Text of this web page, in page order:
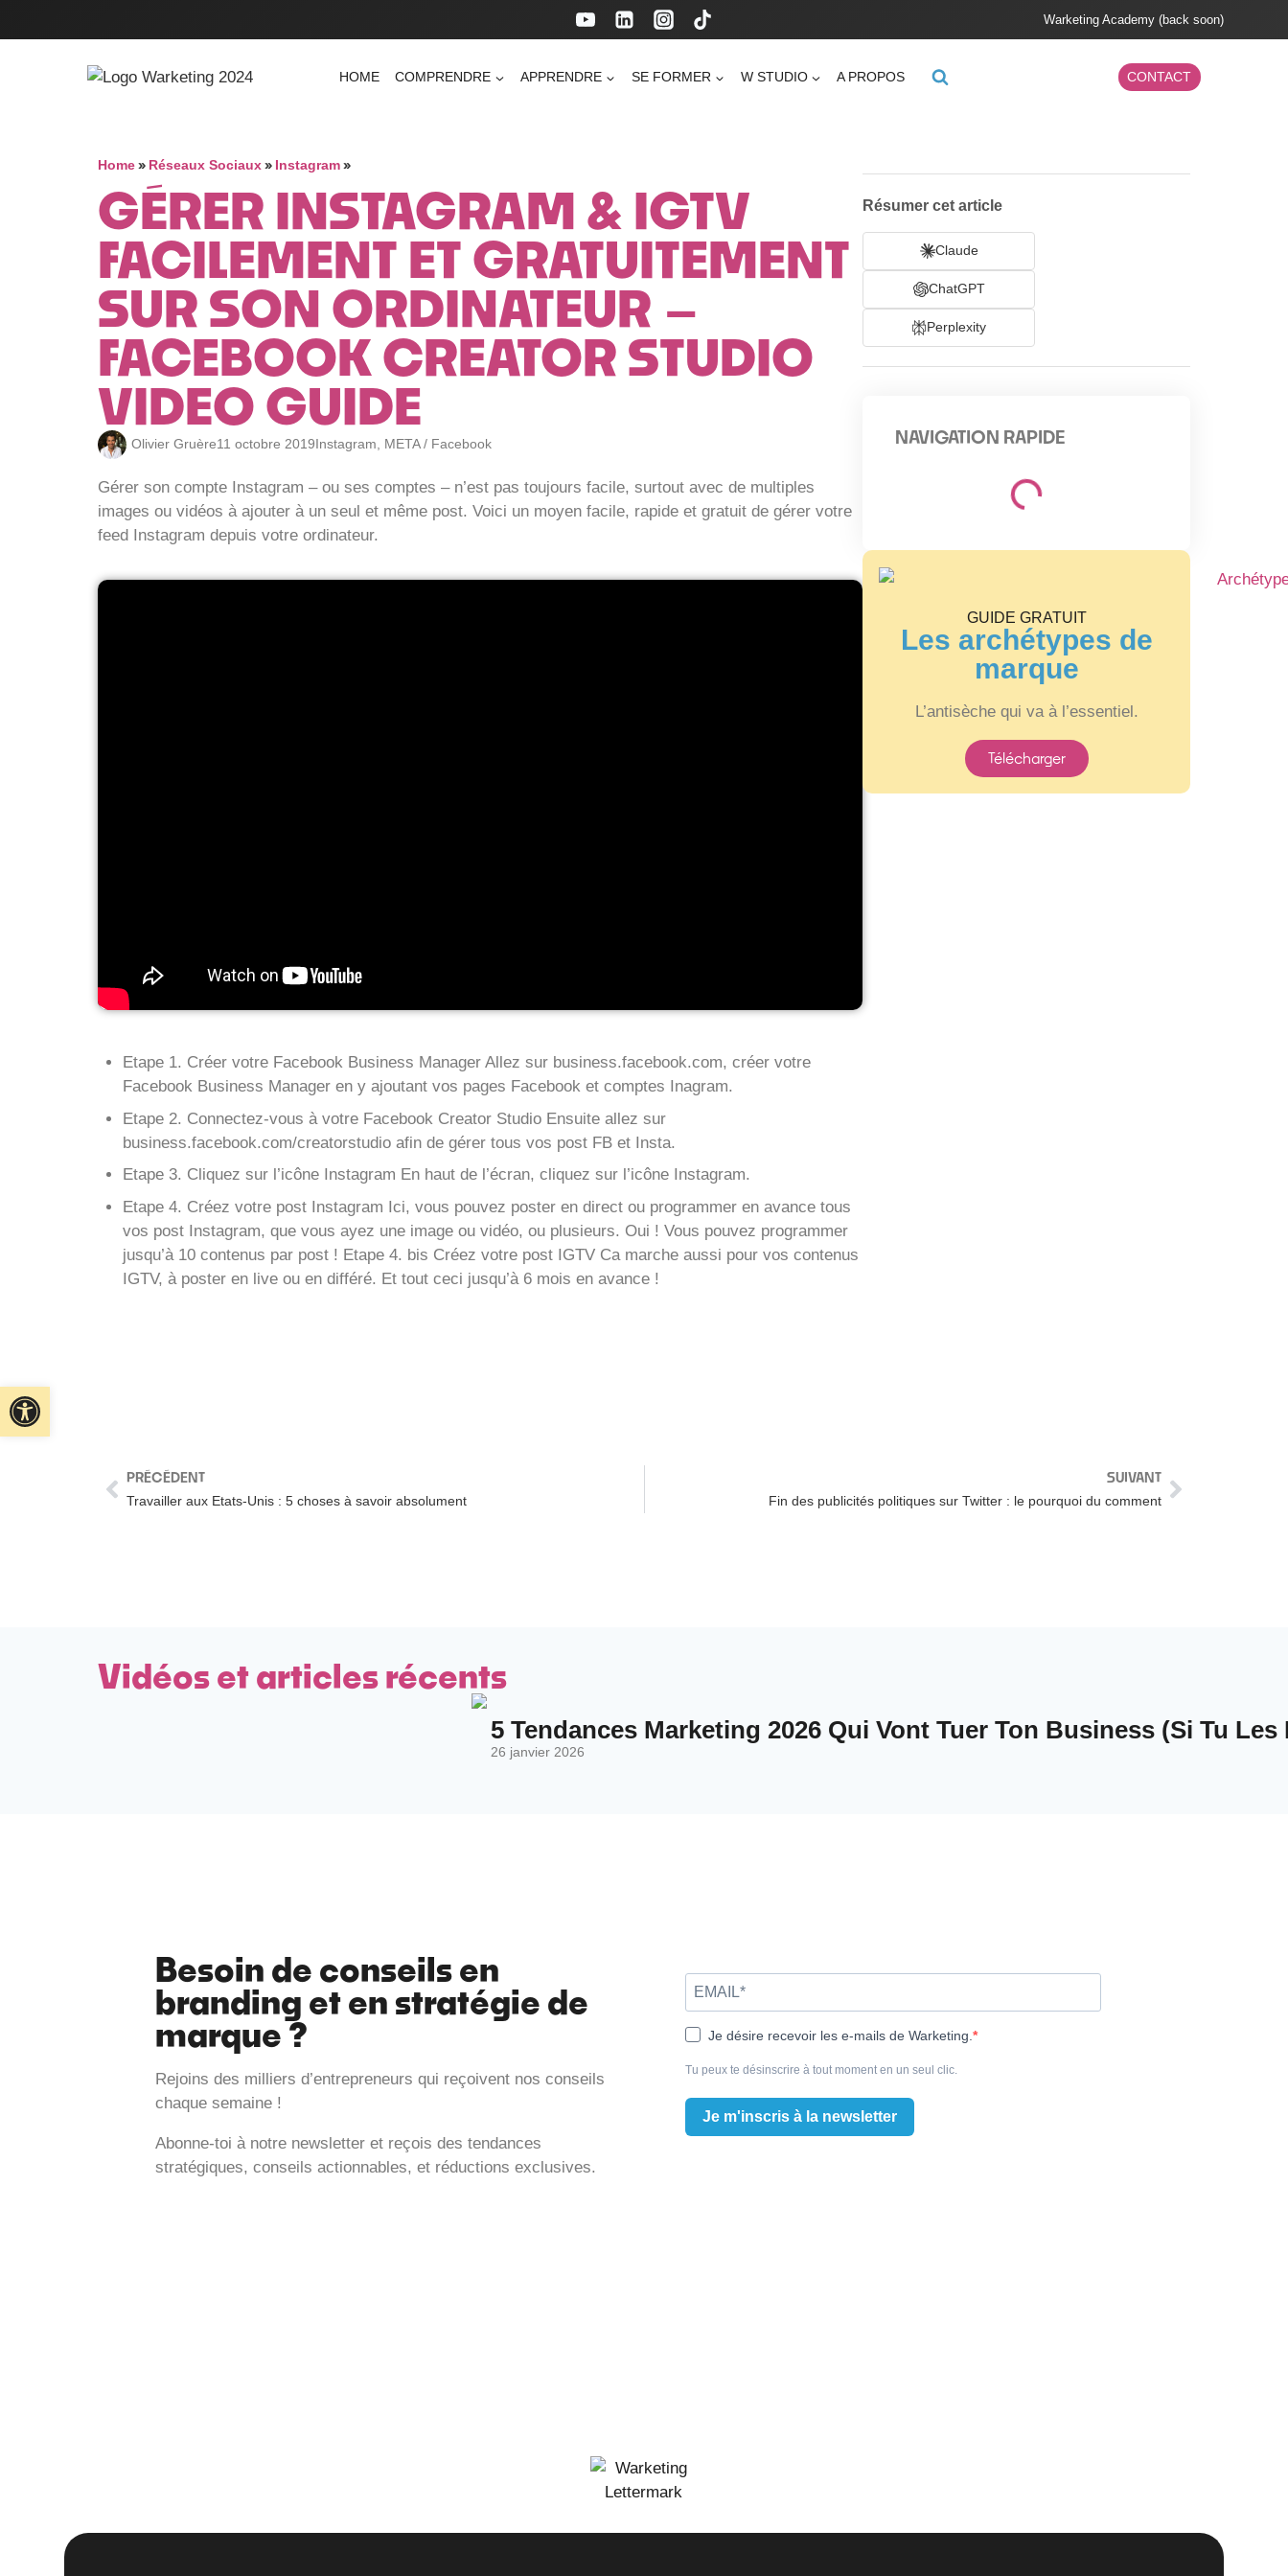
Warketing Academy (back soon)
HOME COMPRENDRE APPRENDRE SE FORMER W STUDIO A PROPOS CONTACT
Home» Réseaux Sociaux» Instagram»
GÉRER INSTAGRAM & IGTV
FACILEMENT ET GRATUITEMENT
SUR SON ORDINATEUR –
FACEBOOK CREATOR STUDIO
VIDEO GUIDE
Olivier Gruère11 octobre 2019Instagram META / Facebook
Gérer son compte Instagram – ou ses comptes – n’est pas toujours facile, surtout avec de multiples
images ou vidéos à ajouter à un seul et même post. Voici un moyen facile, rapide et gratuit de gérer votre
feed Instagram depuis votre ordinateur.
Etape 1. Créer votre Facebook Business Manager Allez sur business.facebook.com, créer votre
Facebook Business Manager en y ajoutant vos pages Facebook et comptes Inagram.
Etape 2. Connectez-vous à votre Facebook Creator Studio Ensuite allez sur
business.facebook.com/creatorstudio afin de gérer tous vos post FB et Insta.
Etape 3. Cliquez sur l’icône Instagram En haut de l’écran, cliquez sur l’icône Instagram.
Etape 4. Créez votre post Instagram Ici, vous pouvez poster en direct ou programmer en avance tous
vos post Instagram, que vous ayez une image ou vidéo, ou plusieurs. Oui ! Vous pouvez programmer
jusqu’à 10 contenus par post ! Etape 4. bis Créez votre post IGTV Ca marche aussi pour vos contenus
IGTV, à poster en live ou en différé. Et tout ceci jusqu’à 6 mois en avance !
Résumer cet article
Claude
ChatGPT
Perplexity
NAVIGATION RAPIDE
GUIDE GRATUIT
Les archétypes de
marque
L’antisèche qui va à l’essentiel.
Télécharger
PRÉCÉDENT
Travailler aux Etats-Unis : 5 choses à savoir absolument
SUIVANT
Fin des publicités politiques sur Twitter : le pourquoi du comment
Vidéos et articles récents
5 Tendances Marketing 2026 Qui Vont Tuer Ton Business (Si Tu Les
26 janvier 2026
Besoin de conseils en
branding et en stratégie de
marque ?
Rejoins des milliers d’entrepreneurs qui reçoivent nos conseils
chaque semaine !
Abonne-toi à notre newsletter et reçois des tendances
stratégiques, conseils actionnables, et réductions exclusives.
Je désire recevoir les e-mails de Warketing.
Tu peux te désinscrire à tout moment en un seul clic.
Je m'inscris à la newsletter
Ouvrir la barre d’outils